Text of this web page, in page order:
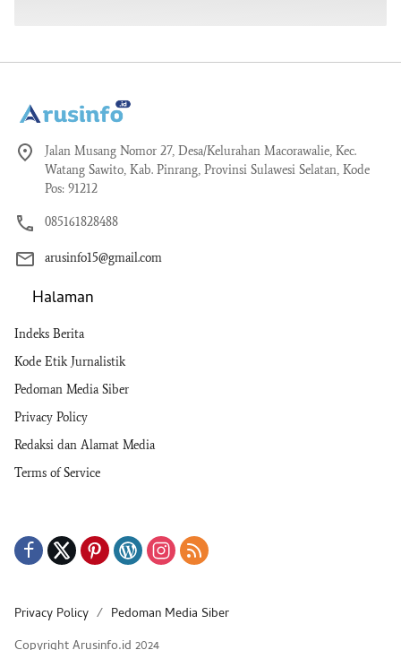
Jalan Musang Nomor 27, Desa/Kelurahan Macorawalie, Kec.
Watang Sawito, Kab. Pinrang, Provinsi Sulawesi Selatan, Kode
Pos: 91212
085161828488
arusinfo15@gmail.com
Halaman
Indeks Berita
Kode Etik Jurnalistik
Pedoman Media Siber
Privacy Policy
Redaksi dan Alamat Media
Terms of Service
Privacy Policy
Pedoman Media Siber